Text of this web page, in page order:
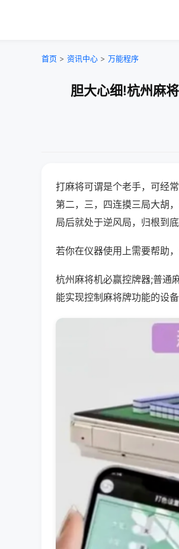
首页 > 资讯中心 > 万能程序
胆大心细!杭州麻
打麻将可谓是个老手，可经
第二，三，四连摸三局大胡
局后就处于逆风局，归根到底
若你在仪器使用上需要帮助
杭州麻将机必赢控牌器;普通
能实现控制麻将牌功能的设备